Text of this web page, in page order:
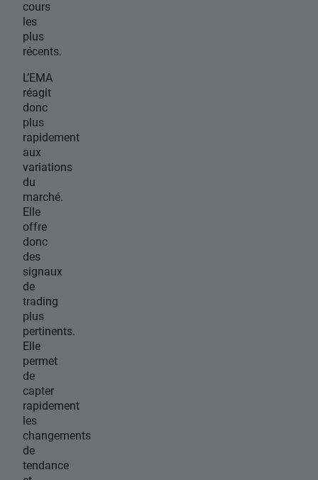
cours
les
plus
récents.
L’EMA
réagit
donc
plus
rapidement
aux
variations
du
marché.
Elle
offre
donc
des
signaux
de
trading
plus
pertinents.
Elle
permet
de
capter
rapidement
les
changements
de
tendance